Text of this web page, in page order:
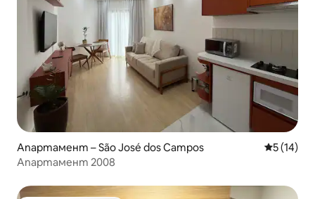
Апартамент – São José dos Campos Средна
5 (14)
Апартамент 2008